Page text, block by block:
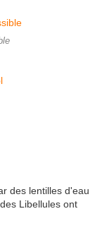
des lentilles d'eau
Libellules ont